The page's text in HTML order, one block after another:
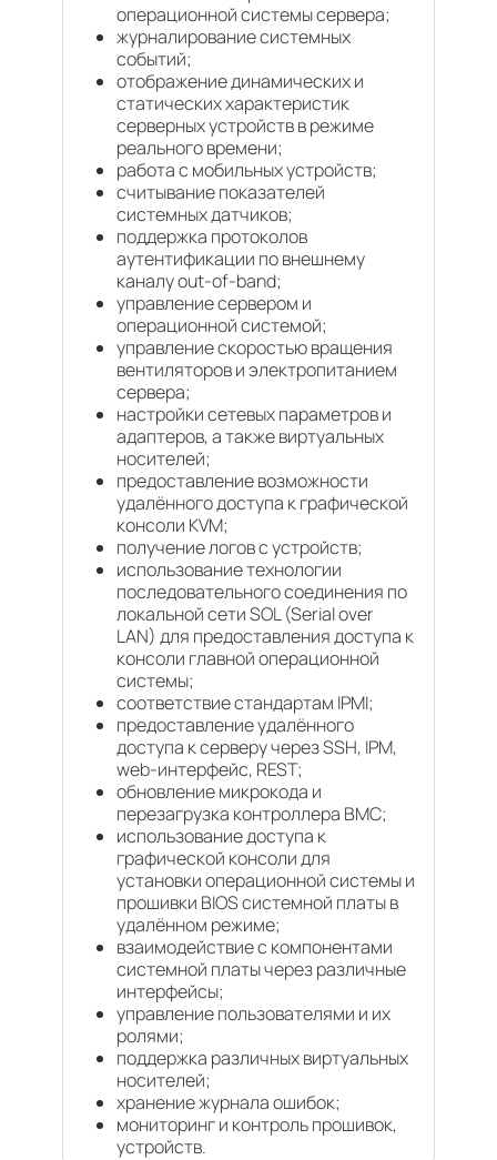
операционной системы сервера;
журналирование системных
событий;
отображение динамических и
статических характеристик
серверных устройств в режиме
реального времени;
работа с мобильных устройств;
считывание показателей
системных датчиков;
поддержка протоколов
аутентификации по внешнему
каналу out-of-band;
управление сервером и
операционной системой;
управление скоростью вращения
вентиляторов и электропитанием
сервера;
настройки сетевых параметров и
адаптеров, а также виртуальных
носителей;
предоставление возможности
удалённого доступа к графической
консоли KVM;
получение логов с устройств;
использование технологии
последовательного соединения по
локальной сети SOL (Serial over
LAN) для предоставления доступа к
консоли главной операционной
системы;
соответствие стандартам IPMI;
предоставление удалённого
доступа к серверу через SSH, IPM,
web-интерфейс, REST;
обновление микрокода и
перезагрузка контроллера ВМС;
использование доступа к
графической консоли для
установки операционной системы и
прошивки BIOS системной платы в
удалённом режиме;
взаимодействие с компонентами
системной платы через различные
интерфейсы;
управление пользователями и их
ролями;
поддержка различных виртуальных
носителей;
хранение журнала ошибок;
мониторинг и контроль прошивок,
устройств.